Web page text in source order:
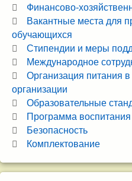
Финансово-
Вакантные места для
обучающихся
Стипендии и меры
Международное
Организация питания
организации
Образовательные
Программа воспитания
Безопасность
Комплектование